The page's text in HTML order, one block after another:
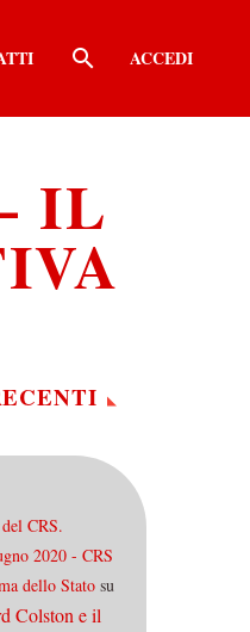
ACCEDI
IL
CRS.
2020 - CRS
dello Stato su
Colston e il